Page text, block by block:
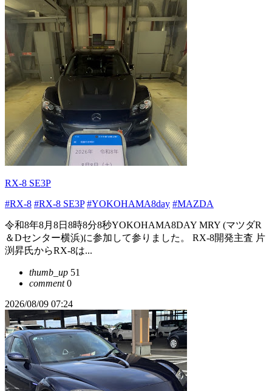
RX-8 SE3P
#RX-8 #RX-8 SE3P #YOKOHAMA8day #MAZDA
令和8年8月8日8時8分8秒YOKOHAMA8DAY MRY (マツダR
＆Dセンター横浜)に参加して参りました。 RX-8開発主査 片
渕昇氏からRX-8は...
thumb_up 51
comment0
2026/08/09 07:24